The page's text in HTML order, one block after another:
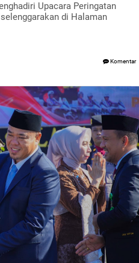
Upacara Peringatan
di Halaman
Komentar